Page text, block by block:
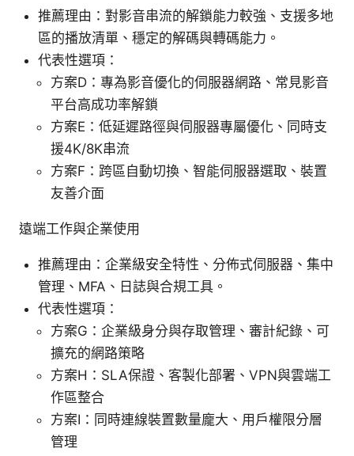
推薦理由：對影音串流的解鎖能力較強、支援多地
區的播放清單、穩定的解碼與轉碼能力。
代表性選項：
方案D：專為影音優化的伺服器網路、常見影音
平台高成功率解鎖
方案E：低延遲路徑與伺服器專屬優化、同時支
援4K/8K串流
方案F：跨區自動切換、智能伺服器選取、裝置
友善介面
遠端工作與企業使用
推薦理由：企業級安全特性、分佈式伺服器、集中
管理、MFA、日誌與合規工具。
代表性選項：
方案G：企業級身分與存取管理、審計紀錄、可
擴充的網路策略
方案H：SLA保證、客製化部署、VPN與雲端工
作區整合
方案I：同時連線裝置數量龐大、用戶權限分層
管理